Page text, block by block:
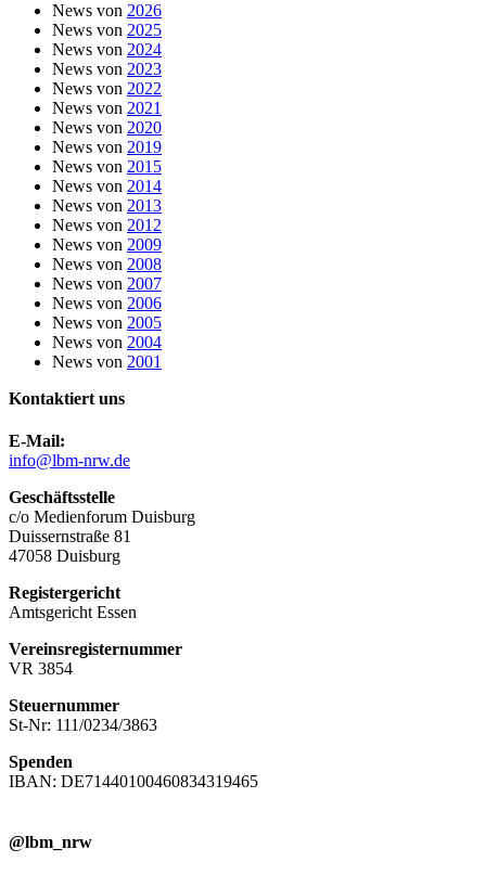
News von 2026
News von 2025
News von 2024
News von 2023
News von 2022
News von 2021
News von 2020
News von 2019
News von 2015
News von 2014
News von 2013
News von 2012
News von 2009
News von 2008
News von 2007
News von 2006
News von 2005
News von 2004
News von 2001
Kontaktiert uns
E-Mail:
info@lbm-nrw.de
Geschäftsstelle
c/o Medienforum Duisburg
Duissernstraße 81
47058 Duisburg
Registergericht
Amtsgericht Essen
Vereinsregisternummer
VR 3854
Steuernummer
St-Nr: 111/0234/3863
Spenden
IBAN: DE71440100460834319465
@lbm_nrw